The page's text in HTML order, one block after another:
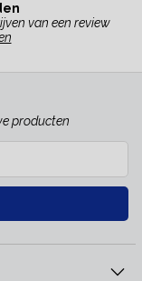
van een review
producten